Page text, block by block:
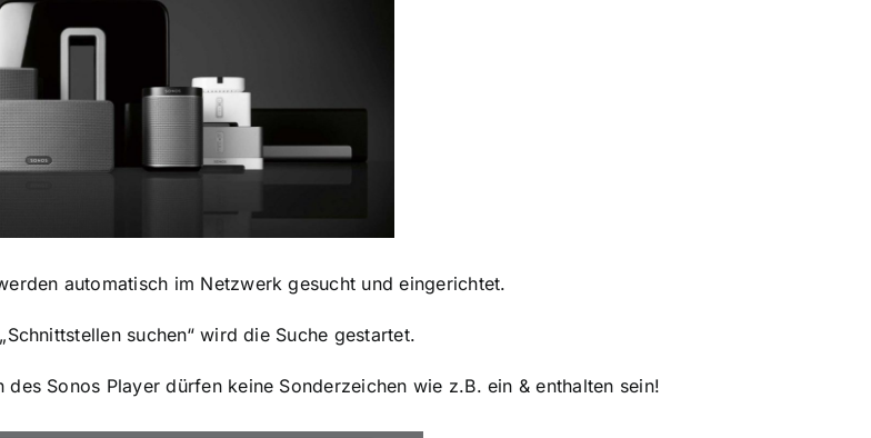
automatisch im Netzwerk gesucht und eingerichtet.
suchen“ wird die Suche gestartet.
des Sonos Player dürfen keine Sonderzeichen wie z.B. ein & enthalten sein!